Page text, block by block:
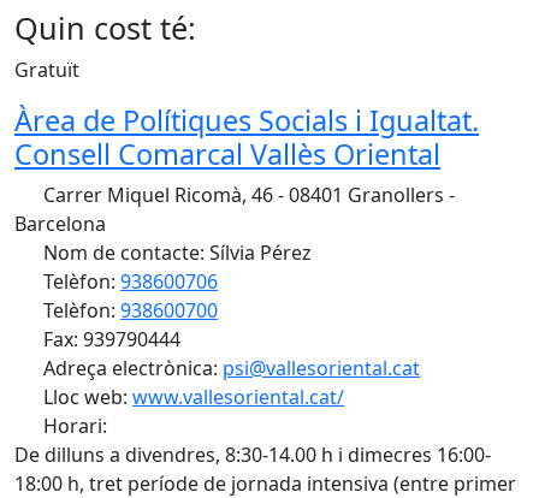
Quin cost té:
Gratuït
Àrea de Polítiques Socials i Igualtat.
Consell Comarcal Vallès Oriental
Carrer Miquel Ricomà, 46 - 08401 Granollers -
Barcelona
Nom de contacte: Sílvia Pérez
Telèfon: 938600706
Telèfon: 938600700
Fax: 939790444
Adreça electrònica: psi@vallesoriental.cat
Lloc web: www.vallesoriental.cat/
Horari:
De dilluns a divendres, 8:30-14.00 h i dimecres 16:00-
18:00 h, tret període de jornada intensiva (entre primer